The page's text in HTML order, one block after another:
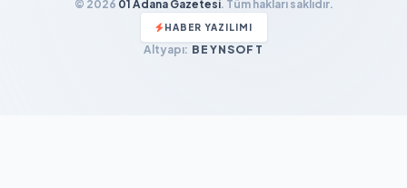
© 2026 01 Adana Gazetesi. Tüm hakları saklıdır.
HABER YAZILIMI
Altyapı: BEYNSOFT